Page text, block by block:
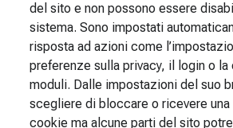
del sito e non possono essere
sistema. Sono impostati
risposta ad azioni come
preferenze sulla privacy, il login o
moduli. Dalle impostazioni del suo
scegliere di bloccare o ricevere
cookie ma alcune parti del sito